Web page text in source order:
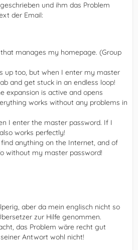
und ihm das Problem
der Email:
manages my homepage. (Group
up too, but when I enter my master
and get stuck in an endless loop!
expansion is active and opens
works without any problems in
I enter the master password. If I
works perfectly!
anything on the Internet, and of
without my master password!
aber da mein englisch nicht so
zur Hilfe genommen.
das Problem wäre recht gut
Antwort wohl nicht!